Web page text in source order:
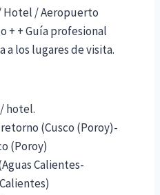
Hotel / Aeropuerto
+ + Guía profesional
a los lugares de visita.
hotel.
(Cusco (Poroy)-
(Poroy)
Calientes-